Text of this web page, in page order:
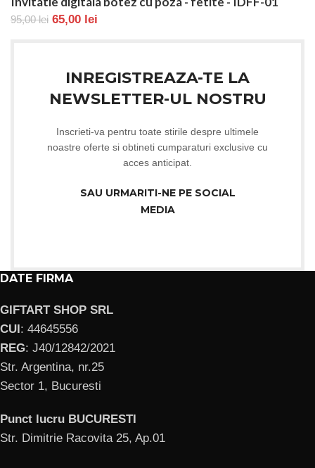
95,00lei 65,00 lei
INREGISTREAZA-TE LA
NEWSLETTER-UL NOSTRU
Inscrieti-va pentru toate stirile despre ultimele
noastre oferte si obtineti cumparaturi exclusive cu
acces anticipat.
SAU URMARITI-NE PE SOCIAL
MEDIA
DATE FIRMA
GIFTART SHOP SRL
CUI: 44645556
REG: J40/12842/2021
Str. Argentina, nr.25
Sector 1, Bucuresti
Punct lucru BUCURESTI
Str. Dimitrie Racovita 25, Ap.01